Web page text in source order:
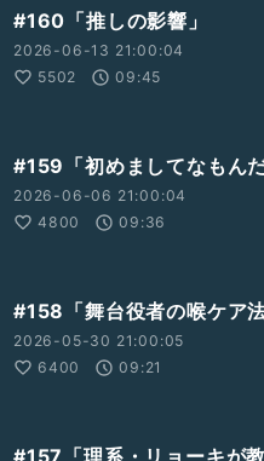
#160「推しの影響」
2026-06-13 21:00:04
5502
09:45
#159「初めましてなもん
2026-06-06 21:00:04
4800
09:36
#158「舞台役者の喉ケア法
2026-05-30 21:00:05
6400
09:21
#157「理系・リョーキが